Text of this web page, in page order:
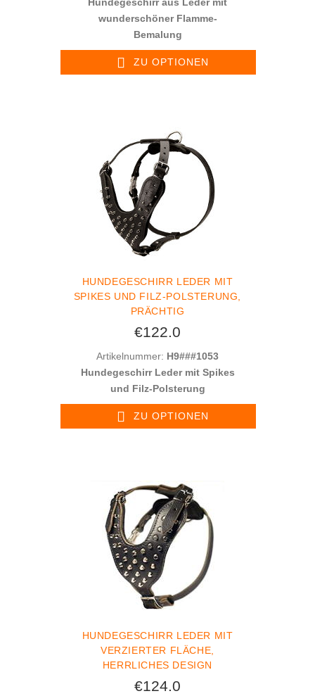
wunderschöner Flamme-
Bemalung
ZU OPTIONEN
HUNDEGESCHIRR LEDER MIT
SPIKES UND FILZ-POLSTERUNG,
PRÄCHTIG
€122.0
Artikelnummer: H9###1053
Hundegeschirr Leder mit Spikes
und Filz-Polsterung
ZU OPTIONEN
HUNDEGESCHIRR LEDER MIT
VERZIERTER FLÄCHE,
HERRLICHES DESIGN
€124.0